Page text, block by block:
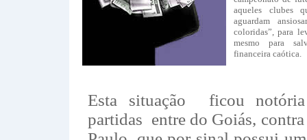
aqueles clubes
aguardam
coloridas”, para
mesmo para
financeira caótica.
Esta situação ficou
partidas entre do Goiás,